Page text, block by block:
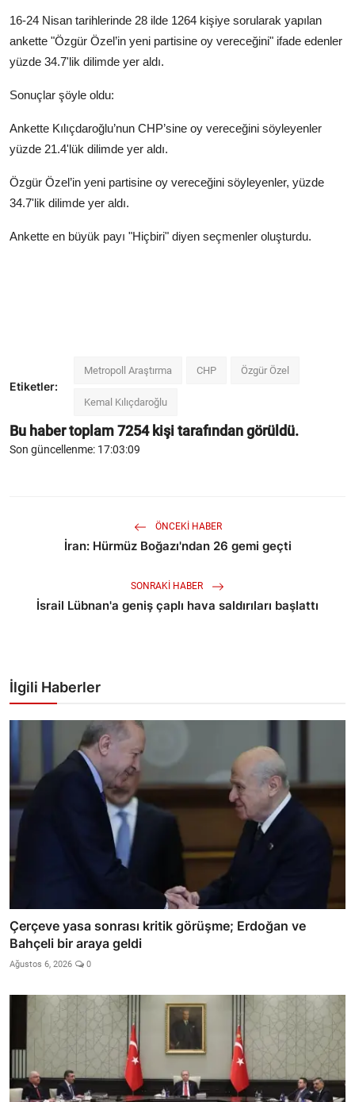
16-24 Nisan tarihlerinde 28 ilde 1264 kişiye sorularak yapılan
ankette "Özgür Özel’in yeni partisine oy vereceğini" ifade edenler
yüzde 34.7'lik dilimde yer aldı.
Sonuçlar şöyle oldu:
Ankette Kılıçdaroğlu’nun CHP’sine oy vereceğini söyleyenler
yüzde 21.4'lük dilimde yer aldı.
Özgür Özel’in yeni partisine oy vereceğini söyleyenler, yüzde
34.7'lik dilimde yer aldı.
Ankette en büyük payı "Hiçbiri" diyen seçmenler oluşturdu.
Etiketler:
Metropoll Araştırma CHP Özgür Özel
Kemal Kılıçdaroğlu
Bu haber toplam7254kişi tarafından görüldü.
Son güncellenme: 17:03:09
ÖNCEKI HABER
İran: Hürmüz Boğazı'ndan 26 gemi geçti
SONRAKI HABER
İsrail Lübnan'a geniş çaplı hava saldırıları başlattı
İlgili Haberler
Çerçeve yasa sonrası kritik görüşme; Erdoğan ve
Bahçeli bir araya geldi
Ağustos 6, 2026 0